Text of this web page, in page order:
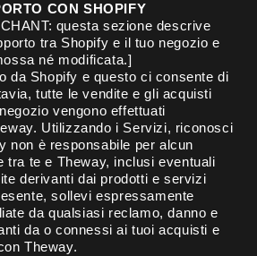
CON SHOPIFY
questa sezione descrive
tra Shopify e il tuo negozio e
né modificata.]
da Shopify e questo ci consente di
tutte le vendite e gli acquisti
vengono effettuati
Utilizzando i Servizi, riconosci
non è responsabile per alcun
tra te e Theway, inclusi eventuali
derivanti dai prodotti e servizi
sollevi espressamente
da qualsiasi reclamo, danno e
da o connessi ai tuoi acquisti e
Theway.